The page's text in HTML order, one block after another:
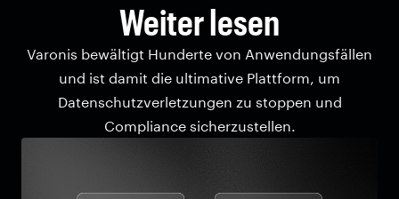
Weiter lesen
Varonis bewältigt Hunderte von Anwendungsfällen
und ist damit die ultimative Plattform, um
Datenschutzverletzungen zu stoppen und
Compliance sicherzustellen.